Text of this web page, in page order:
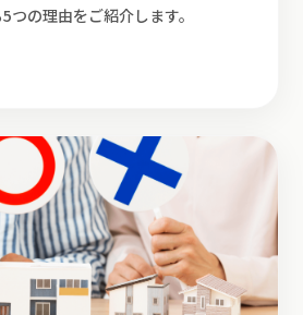
つの理由をご紹介します。